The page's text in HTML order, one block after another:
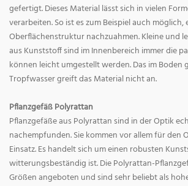
gefertigt. Dieses Material lässt sich in vielen
verarbeiten. So ist es zum Beispiel auch
Oberflächenstruktur nachzuahmen. Kleine und
aus Kunststoff sind im Innenbereich immer die
können leicht umgestellt werden. Das im Boden
Tropfwasser greift das Material nicht an.
Pflanzgefäß Polyrattan
Pflanzgefäße aus Polyrattan sind in der Optik
nachempfunden. Sie kommen vor allem für den
Einsatz. Es handelt sich um einen robusten
witterungsbeständig ist. Die Polyrattan-
Größen angeboten und sind sehr beliebt als